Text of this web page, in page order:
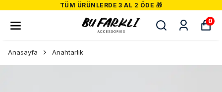
TÜM ÜRÜNLERDE 3 AL 2 ÖDE 🎁
0
Anasayfa Anahtarlık